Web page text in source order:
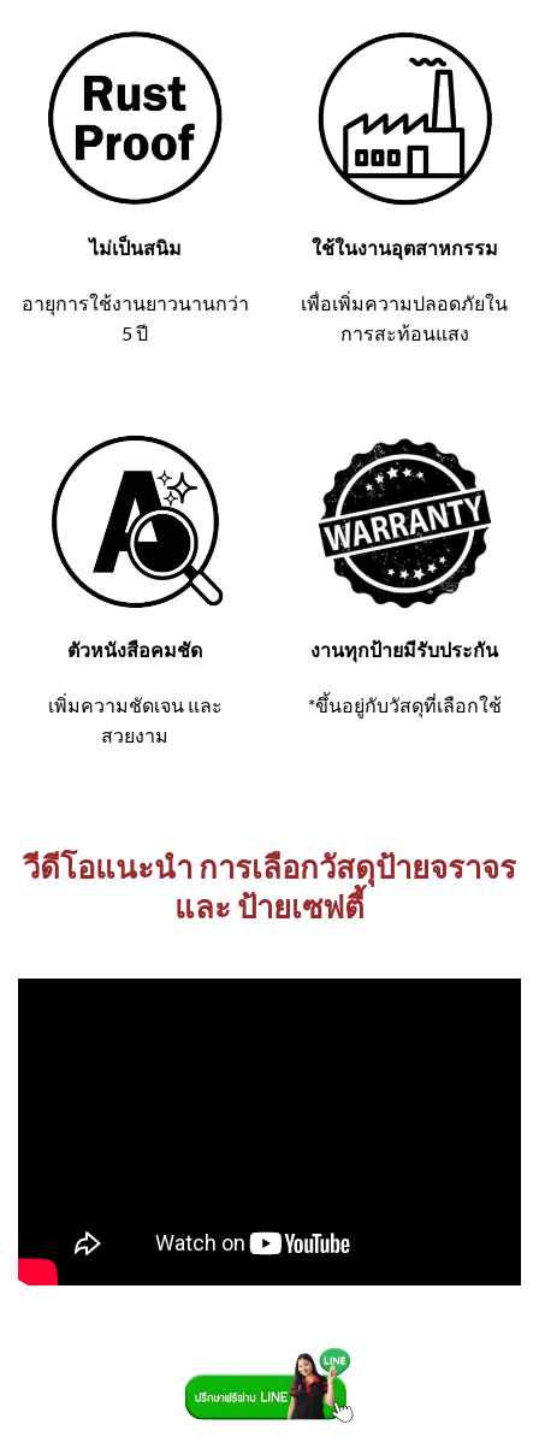
ไม่เป็นสนิม
อายุการใช้งานยาวนานกว่า
5 ปี
ใช้ในงานอุตสาหกรรม
เพื่อเพิ่มความปลอดภัยใน
การสะท้อนแสง
ตัวหนังสือคมชัด
เพิ่มความชัดเจน และ
สวยงาม
งานทุกป้ายมีรับประกัน
*ขึ้นอยู่กับวัสดุที่เลือกใช้
วีดีโอแนะนำ การเลือกวัสดุป้ายจราจร
และ ป้ายเซฟตี้